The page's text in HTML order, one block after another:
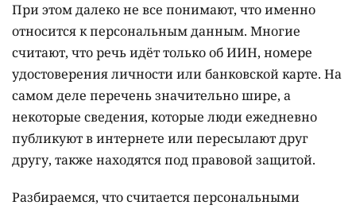
При этом далеко не все понимают, что именно
относится к персональным данным. Многие
считают, что речь идёт только об ИИН, номере
удостоверения личности или банковской карте. На
самом деле перечень значительно шире, а
некоторые сведения, которые люди ежедневно
публикуют в интернете или пересылают друг
другу, также находятся под правовой защитой.
Разбираемся, что считается персональными